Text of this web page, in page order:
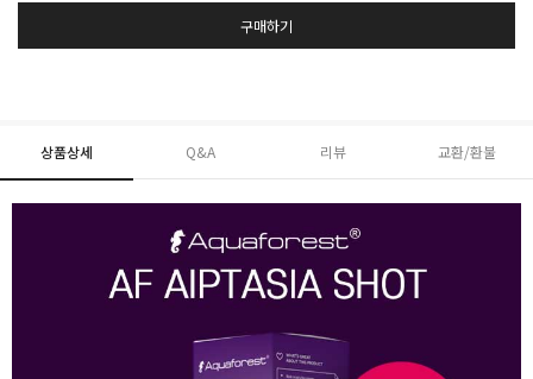
구매하기
상품상세 Q&A 리뷰 교환/환불